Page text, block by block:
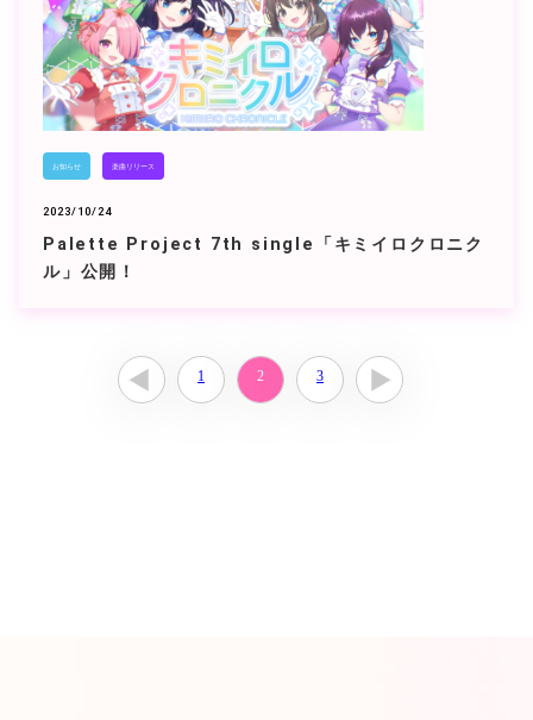
お知らせ 楽曲リリース
2023/10/24
Palette Project 7th single「キミイロクロニク
ル」公開！
1 2 3